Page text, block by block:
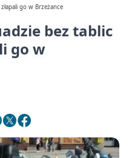
go w Brzeżance
bez tablic
go w